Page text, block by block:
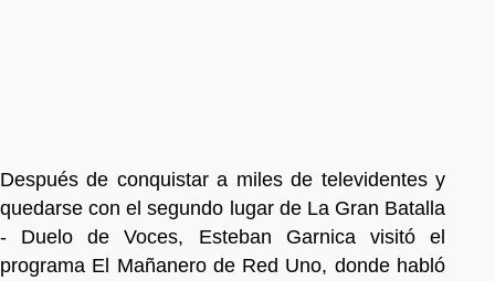
Después de conquistar a miles de televidentes y
quedarse con el segundo lugar de La Gran Batalla
- Duelo de Voces, Esteban Garnica visitó el
programa El Mañanero de Red Uno, donde habló